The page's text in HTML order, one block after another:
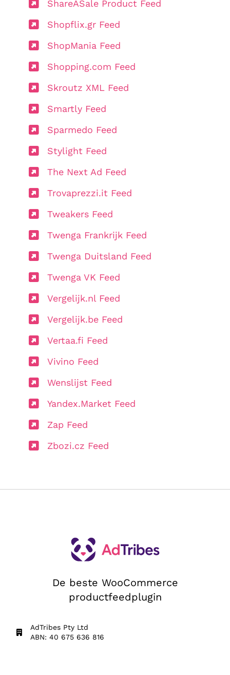
ShareASale Product Feed
Shopflix.gr Feed
ShopMania Feed
Shopping.com Feed
Skroutz XML Feed
Smartly Feed
Sparmedo Feed
Stylight Feed
The Next Ad Feed
Trovaprezzi.it Feed
Tweakers Feed
Twenga Frankrijk Feed
Twenga Duitsland Feed
Twenga VK Feed
Vergelijk.nl Feed
Vergelijk.be Feed
Vertaa.fi Feed
Vivino Feed
Wenslijst Feed
Yandex.Market Feed
Zap Feed
Zbozi.cz Feed
De beste WooCommerce
productfeedplugin
AdTribes Pty Ltd
ABN: 40 675 636 816